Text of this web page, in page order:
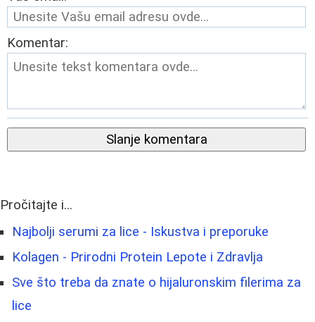
Komentar:
Slanje komentara
Pročitajte i...
Najbolji serumi za lice - Iskustva i preporuke
Kolagen - Prirodni Protein Lepote i Zdravlja
Sve što treba da znate o hijaluronskim filerima za
lice